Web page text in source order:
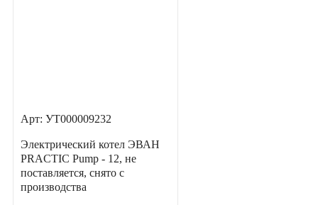
Арт: УТ000009232
Электрический котел ЭВАН
PRACTIC Pump - 12, не
поставляется, снято с
производства